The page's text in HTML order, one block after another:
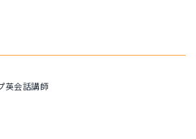
英会話講師